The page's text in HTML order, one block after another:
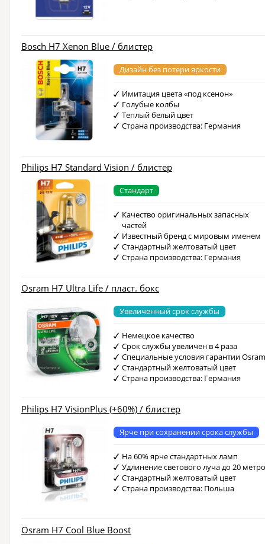
Bosch H7 Xenon Blue / блистер
Дизайн без потери яркости
Имитация цвета «под ксенон»
Голубые колбы
Теплый белый цвет
Страна производства: Германия
Philips H7 Standard Vision / блистер
Стандарт
Качество оригинальных запасных
частей
Известный бренд с мировым именем
Стандартный желтоватый цвет
Страна производства: Германия
Osram H7 Ultra Life / пласт. бокс
Увеличенный срок службы
Немецкое качество
Срок службы увеличен в 4 раза
Специальные условия гарантии
Стандартный желтоватый цвет
Страна производства: Германия
Philips H7 VisionPlus (+60%) / блистер
Ярче при сохранении срока службы
На 60% ярче стандартных ламп
Удлинение светового луча до 20
Стандартный желтоватый цвет
Страна производства: Польша
Osram H7 Cool Blue Boost